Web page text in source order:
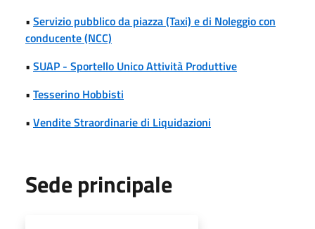
• Servizio pubblico da piazza (Taxi) e di Noleggio con
conducente (NCC)
• SUAP - Sportello Unico Attività Produttive
• Tesserino Hobbisti
• Vendite Straordinarie di Liquidazioni
Sede principale